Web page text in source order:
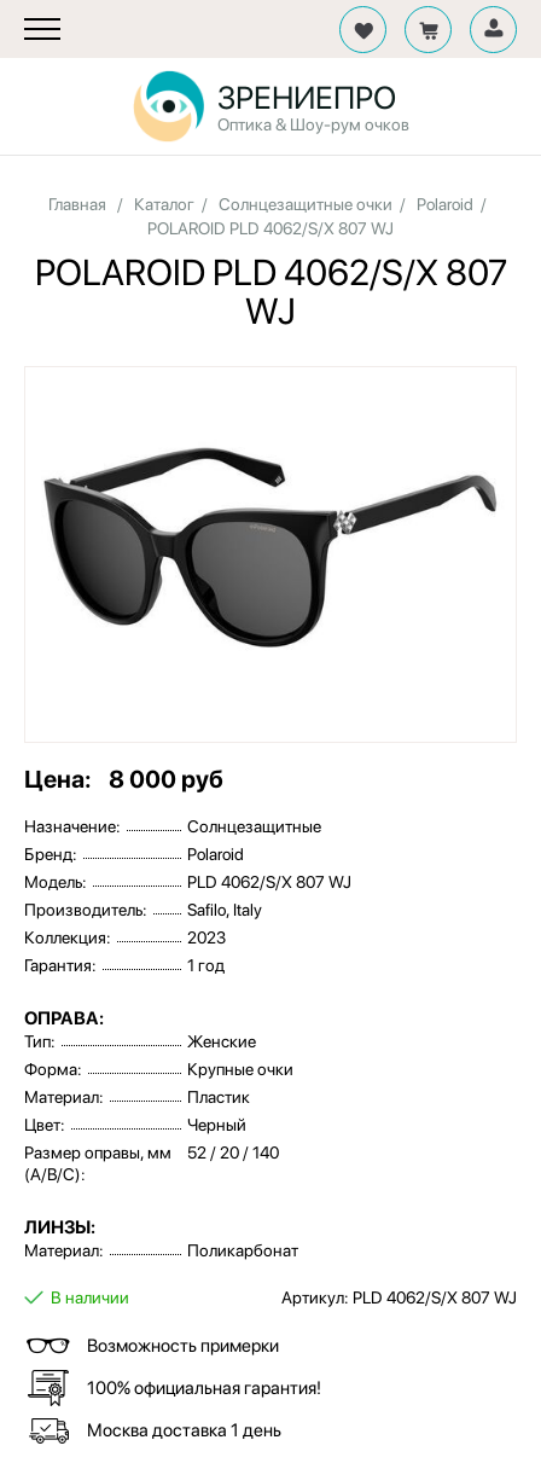
ЗРЕНИЕПРО
Оптика & Шоу-рум очков
Главная / Каталог / Солнцезащитные очки / Polaroid /
POLAROID PLD 4062/S/X 807 WJ
POLAROID PLD 4062/S/X 807
WJ
Цена: 8 000 руб
Назначение:
Солнцезащитные
Бренд:
Polaroid
Модель:
PLD 4062/S/X 807 WJ
Производитель:
Safilo, Italy
Коллекция:
2023
Гарантия:
1 год
ОПРАВА:
Тип:
Женские
Форма:
Крупные очки
Материал:
Пластик
Цвет:
Черный
Размер оправы, мм
(A/B/C):
52 / 20 / 140
ЛИНЗЫ:
Материал: Поликарбонат
В наличии Артикул: PLD 4062/S/X 807 WJ
Возможность примерки
100% официальная гарантия!
Москва доставка 1 день